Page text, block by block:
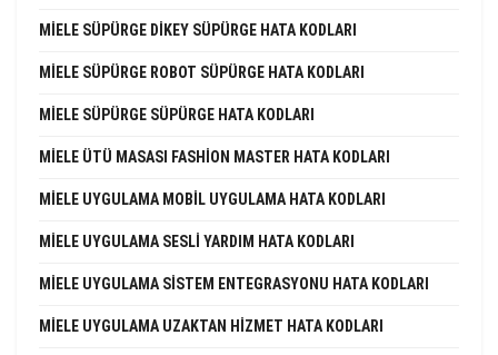
MIELE SÜPÜRGE DIKEY SÜPÜRGE HATA KODLARI
MIELE SÜPÜRGE ROBOT SÜPÜRGE HATA KODLARI
MIELE SÜPÜRGE SÜPÜRGE HATA KODLARI
MIELE ÜTÜ MASASI FASHION MASTER HATA KODLARI
MIELE UYGULAMA MOBIL UYGULAMA HATA KODLARI
MIELE UYGULAMA SESLI YARDIM HATA KODLARI
MIELE UYGULAMA SISTEM ENTEGRASYONU HATA KODLARI
MIELE UYGULAMA UZAKTAN HIZMET HATA KODLARI